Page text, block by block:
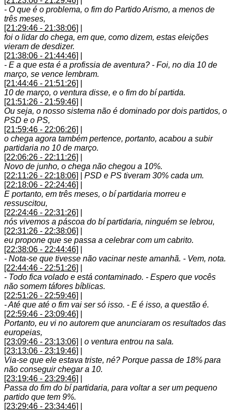
- O que é o problema, o fim do Partido Arismo, a menos de
três meses,
[21:29:46 - 21:38:06]
foi o lidar do chega, em que, como dizem, estas eleições
vieram de desdizer.
[21:38:06 - 21:44:46]
- E a que esta é a profissia de aventura? - Foi, no dia 10 de
março, se vence lembram.
[21:44:46 - 21:51:26]
10 de março, o ventura disse, e o fim do bí partida.
[21:51:26 - 21:59:46]
Ou seja, o nosso sistema não é dominado por dois partidos, o
PSD e o PS,
[21:59:46 - 22:06:26]
o chega agora também pertence, portanto, acabou a subir
partidaria no 10 de março.
[22:06:26 - 22:11:26]
Novo de junho, o chega não chegou a 10%.
[22:11:26 - 22:18:06]
PSD e PS tiveram 30% cada um.
[22:18:06 - 22:24:46]
E portanto, em três meses, o bí partidaria morreu e
ressuscitou,
[22:24:46 - 22:31:26]
nós vivemos a páscoa do bí partidaria, ninguém se lebrou,
[22:31:26 - 22:38:06]
eu propone que se passa a celebrar com um cabrito.
[22:38:06 - 22:44:46]
- Nota-se que tivesse não vacinar neste amanhã. - Vem, nota.
[22:44:46 - 22:51:26]
- Todo fica volado e está contaminado. - Espero que vocês
não somem táfores bíblicas.
[22:51:26 - 22:59:46]
- Até que até o fim vai ser só isso. - E é isso, a questão é.
[22:59:46 - 23:09:46]
Portanto, eu vi no autorem que anunciaram os resultados das
europeias,
[23:09:46 - 23:13:06]
o ventura entrou na sala.
[23:13:06 - 23:19:46]
Via-se que ele estava triste, né? Porque passa de 18% para
não conseguir chegar a 10.
[23:19:46 - 23:29:46]
Passa do fim do bí partidaria, para voltar a ser um pequeno
partido que tem 9%.
[23:29:46 - 23:34:46]